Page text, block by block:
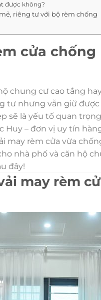
được không?
riêng tư với bộ rèm chống
cửa
chung cư cao tầng
tư nhưng vẫn giữ
sẽ là yếu tố quan
Huy – đơn vị uy tín
may rèm cửa vừa
nhà phố và căn hộ
đây!
may rèm